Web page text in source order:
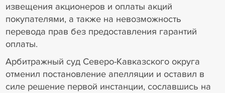
извещения акционеров и оплаты акций
покупателями, а также на невозможность
перевода прав без предоставления гарантий
оплаты.
Арбитражный суд Северо-Кавказского округа
отменил постановление апелляции и оставил в
силе решение первой инстанции, сославшись на